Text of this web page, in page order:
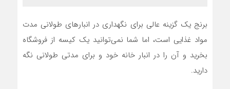
برنج یک گزینه عالی برای نگهداری در انبار‌های طولانی مدت
مواد غذایی است، اما شما نمی‌توانید یک کیسه از فروشگاه
بخرید و آن را در انبار خانه خود و برای مدتی طولانی نگه
دارید.